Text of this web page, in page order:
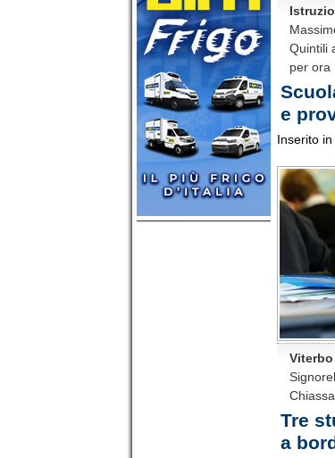
Quintili
per ora
e
Inserito in
Tre
a